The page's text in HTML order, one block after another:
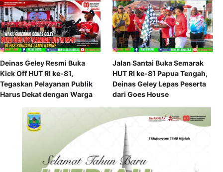
Deinas Geley Resmi Buka
Kick Off HUT RI ke-81,
Tegaskan Pelayanan Publik
Harus Dekat dengan Warga
Jalan Santai Buka Semarak
HUT RI ke-81 Papua Tengah,
Deinas Geley Lepas Peserta
dari Goes House